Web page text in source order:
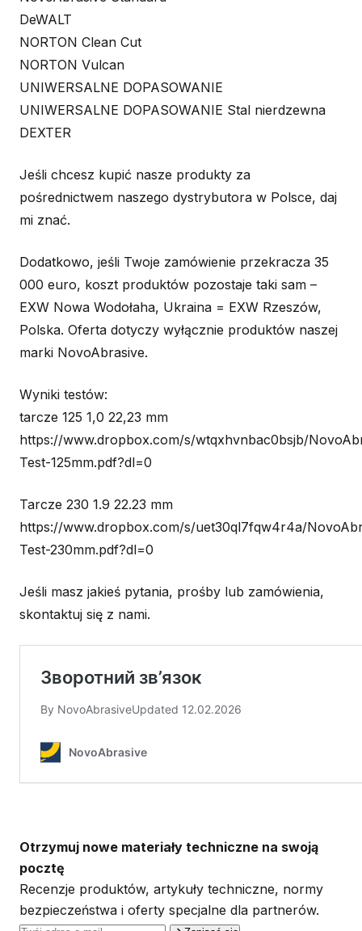
DeWALT
NORTON Clean Cut
NORTON Vulcan
UNIWERSALNE DOPASOWANIE
UNIWERSALNE DOPASOWANIE Stal nierdzewna
DEXTER
Jeśli chcesz kupić nasze produkty za
pośrednictwem naszego dystrybutora w Polsce, daj
mi znać.
Dodatkowo, jeśli Twoje zamówienie przekracza 35
000 euro, koszt produktów pozostaje taki sam –
EXW Nowa Wodołaha, Ukraina = EXW Rzeszów,
Polska. Oferta dotyczy wyłącznie produktów naszej
marki NovoAbrasive.
Wyniki testów:
tarcze 125 1,0 22,23 mm
https://www.dropbox.com/s/wtqxhvnbac0bsjb/
Test-125mm.pdf?dl=0
Tarcze 230 1.9 22.23 mm
https://www.dropbox.com/s/uet30ql7fqw4r4a/
Test-230mm.pdf?dl=0
Jeśli masz jakieś pytania, prośby lub zamówienia,
skontaktuj się z nami.
Otrzymuj nowe materiały techniczne na swoją
pocztę
Recenzje produktów, artykuły techniczne, normy
bezpieczeństwa i oferty specjalne dla partnerów.